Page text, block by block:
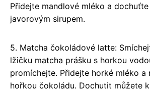
Přidejte mandlové mléko a
javorovým sirupem.
5. Matcha čokoládové latte:
lžičku matcha prášku s horkou
promíchejte. Přidejte horké mléko a
hořkou čokoládu. Dochutit můžete